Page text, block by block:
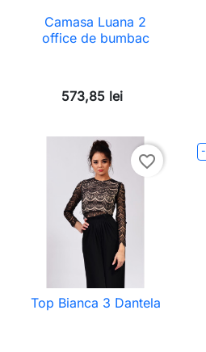
Camasa Luana 2
office de bumbac
573,85 lei
favorite_border
Top Bianca 3 Dantela